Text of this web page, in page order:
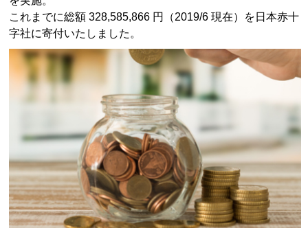
これまでに総額 328,585,866 円（2019/6 現在）を日本赤十
字社に寄付いたしました。